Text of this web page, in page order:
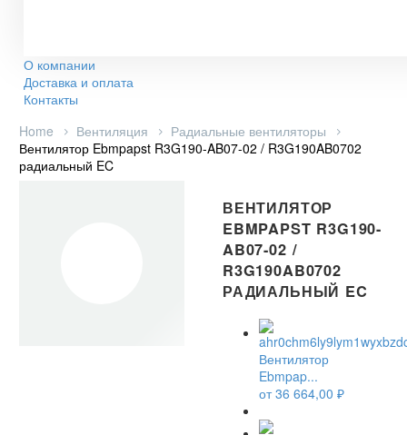
О компании
Доставка и оплата
Контакты
Home
Вентиляция
Радиальные вентиляторы
Вентилятор Ebmpapst R3G190-AB07-02 / R3G190AB0702
радиальный EC
ВЕНТИЛЯТОР
EBMPAPST R3G190-
AB07-02 /
R3G190AB0702
РАДИАЛЬНЫЙ EC
Вентилятор
Ebmpap...
от36 664,00 ₽